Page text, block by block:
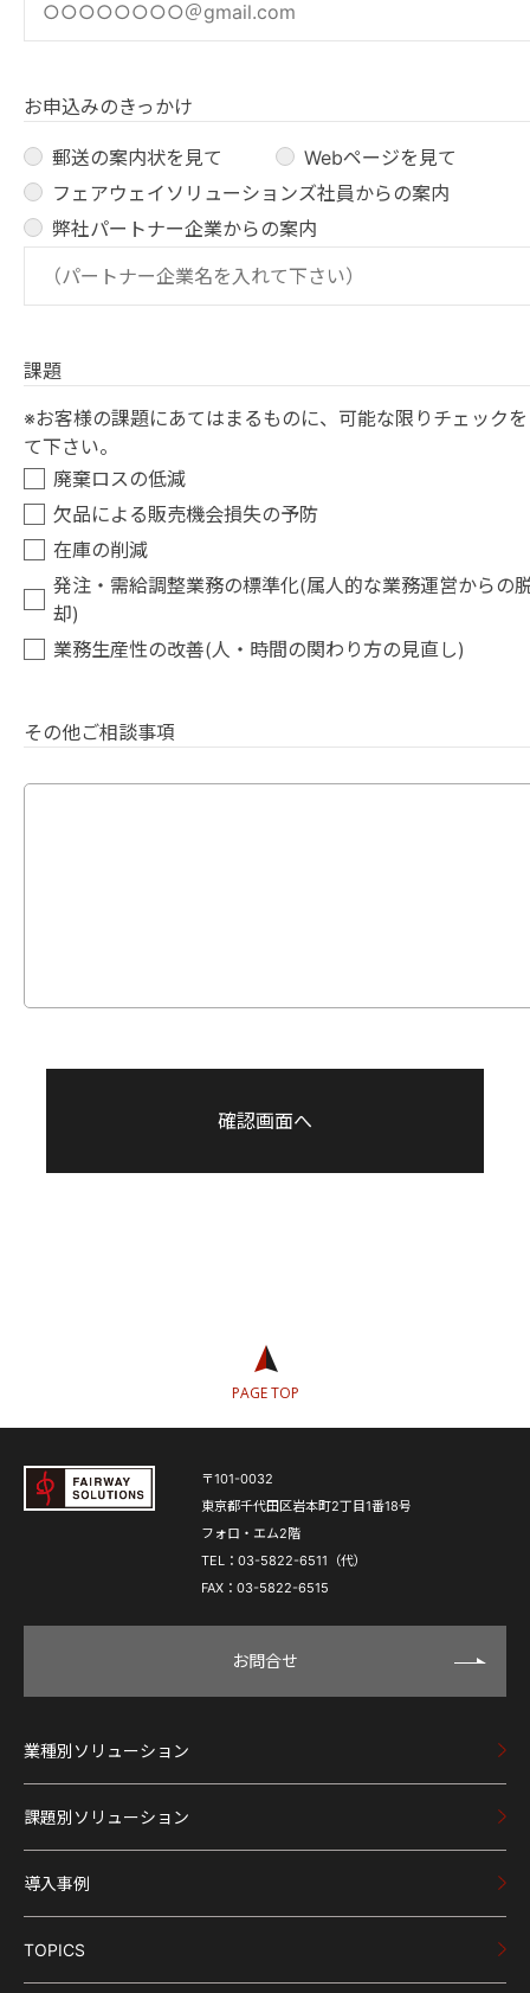
お申込みのきっかけ
郵送の案内状を見て
Webページを見て
フェアウェイソリューションズ社員からの案内
弊社パートナー企業からの案内
課題
※お客様の課題にあてはまるものに、可能な限りチェック
て下さい。
廃棄ロスの低減
欠品による販売機会損失の予防
在庫の削減
発注・需給調整業務の標準化(属人的な業務運営からの
却)
業務生産性の改善(人・時間の関わり方の見直し)
その他ご相談事項
PAGE TOP
〒101-0032
東京都千代田区岩本町2丁目1番18号
フォロ・エム2階
TEL：03-5822-6511（代）
FAX：03-5822-6515
お問合せ
業種別ソリューション
課題別ソリューション
導入事例
TOPICS